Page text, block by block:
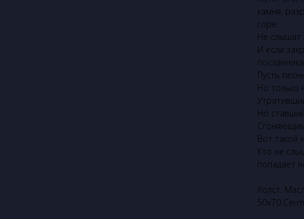
камня,
горе.
Не слышат
И если
Пусть
Но только
Но
Вот такой
Кто не
попадает
Холст.
50х70